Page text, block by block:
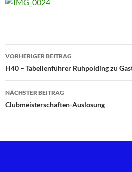
Beitragsnavigation
VORHERIGER BEITRAG
H40 – Tabellenführer Ruhpolding zu
NÄCHSTER BEITRAG
Clubmeisterschaften-Auslosung